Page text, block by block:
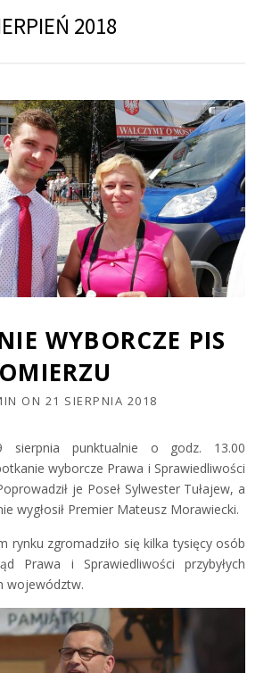
2018
WYBORCZE PIS
ON 21 SIERPNIA 2018
sierpnia punktualnie o godz. 13.00
wyborcze Prawa i Sprawiedliwości
je Poseł Sylwester Tułajew, a
wygłosił Premier Mateusz Morawiecki.
rynku zgromadziło się kilka tysięcy osób
Prawa i Sprawiedliwości przybyłych
województw.